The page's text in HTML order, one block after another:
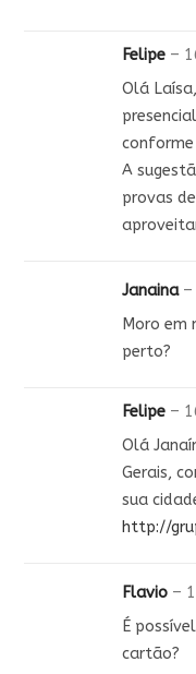
Felipe –
Olá
A
provas
Janaina –
Moro em
perto?
Felipe –
Olá
Gerais,
sua
http://
Flavio –
É
cartão?